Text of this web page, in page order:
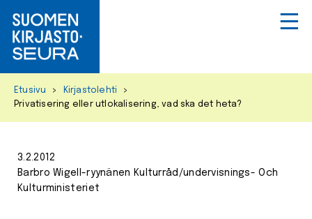
Etusivu > Kirjastolehti
>
Privatisering eller utlokalisering, vad ska det heta?
3.2.2012
Barbro Wigell-ryynänen Kulturråd/undervisnings- Och
Kulturministeriet